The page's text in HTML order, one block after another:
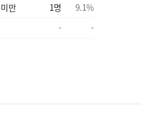
만
1명 9.1%
-
-